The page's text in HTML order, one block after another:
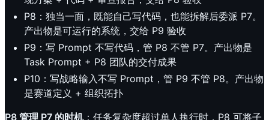
P8：独当一面，既能自己写代码，也能拆解后委派 P7。
产出物是可运行的系统，交给 P9 验收
P9：写 Prompt 不写代码，管 P8 不管 P7。产出物是
Task Prompt + P8 团队的交付成果
P10：写战略输入不写 Prompt，管 P9 不管 P8。产出物
是赛道定义 + 组织拓扑
P8 管理 P7 的时机：任务复杂度超过单人执行时，P8 可将子